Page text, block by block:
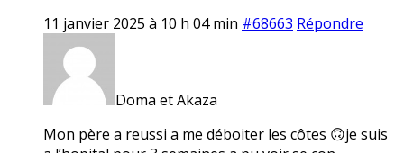
11 janvier 2025 à 10 h 04 min #68663 Répondre
Doma et Akaza
Mon père a reussi a me déboiter les côtes 🙃je suis